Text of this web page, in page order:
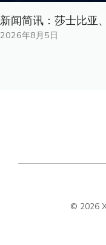
新闻简讯：莎士比亚
2026年8月5日
© 2026